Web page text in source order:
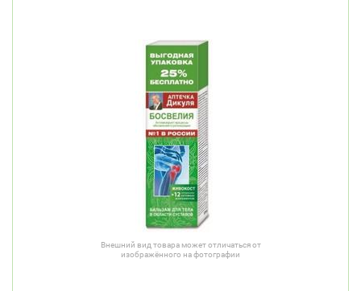
Внешний вид товара может отличаться от
изображённого на фотографии